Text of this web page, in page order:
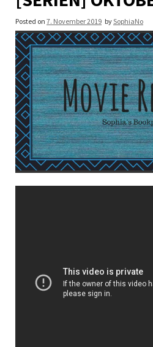
Posted on 7. November 2019 bySophiaNo